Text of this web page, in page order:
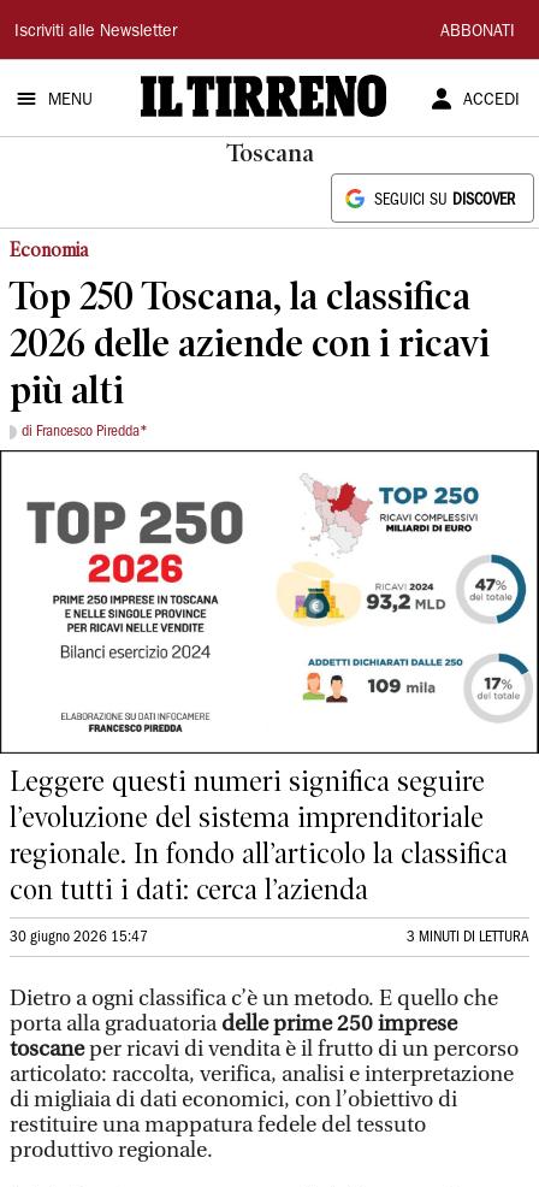
Il
Tirreno
Iscriviti alle Newsletter ABBONATI
MENU ACCEDI
Toscana
SEGUICI SU DISCOVER
Economia
Top 250 Toscana, la classifica
2026 delle aziende con i ricavi
più alti
di Francesco Piredda*
Leggere questi numeri significa seguire
l’evoluzione del sistema imprenditoriale
regionale. In fondo all’articolo la classifica
con tutti i dati: cerca l’azienda
30 giugno 2026 15:47 3 MINUTI DI LETTURA
Dietro a ogni classifica c’è un metodo. E quello che
porta alla graduatoriadelle prime 250 imprese
toscaneper ricavi di vendita è il frutto di un percorso
articolato: raccolta, verifica, analisi e interpretazione
di migliaia di dati economici, con l’obiettivo di
restituire una mappatura fedele del tessuto
produttivo regionale.